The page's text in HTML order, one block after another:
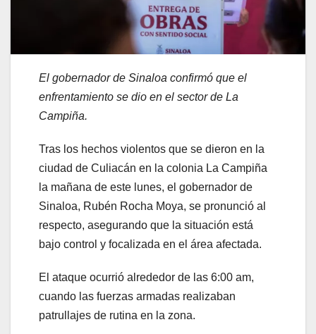
El gobernador de Sinaloa confirmó que el
enfrentamiento se dio en el sector de La
Campiña.
Tras los hechos violentos que se dieron en la
ciudad de Culiacán en la colonia La Campiña
la mañana de este lunes, el gobernador de
Sinaloa, Rubén Rocha Moya, se pronunció al
respecto, asegurando que la situación está
bajo control y focalizada en el área afectada.
El ataque ocurrió alrededor de las 6:00 am,
cuando las fuerzas armadas realizaban
patrullajes de rutina en la zona.